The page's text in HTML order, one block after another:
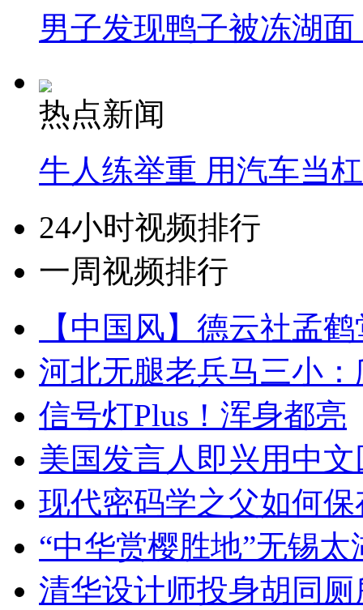
男子发现鸭子被冻湖
热点新闻
牛人练举重 用汽车当
24小时视频排行
一周视频排行
【中国风】德云社孟
河北无腿老兵马三小
信号灯Plus！浑身都亮
美国发言人即兴用中
现代密码学之父如何
“中华赏樱胜地”无锡
清华设计师投身胡同